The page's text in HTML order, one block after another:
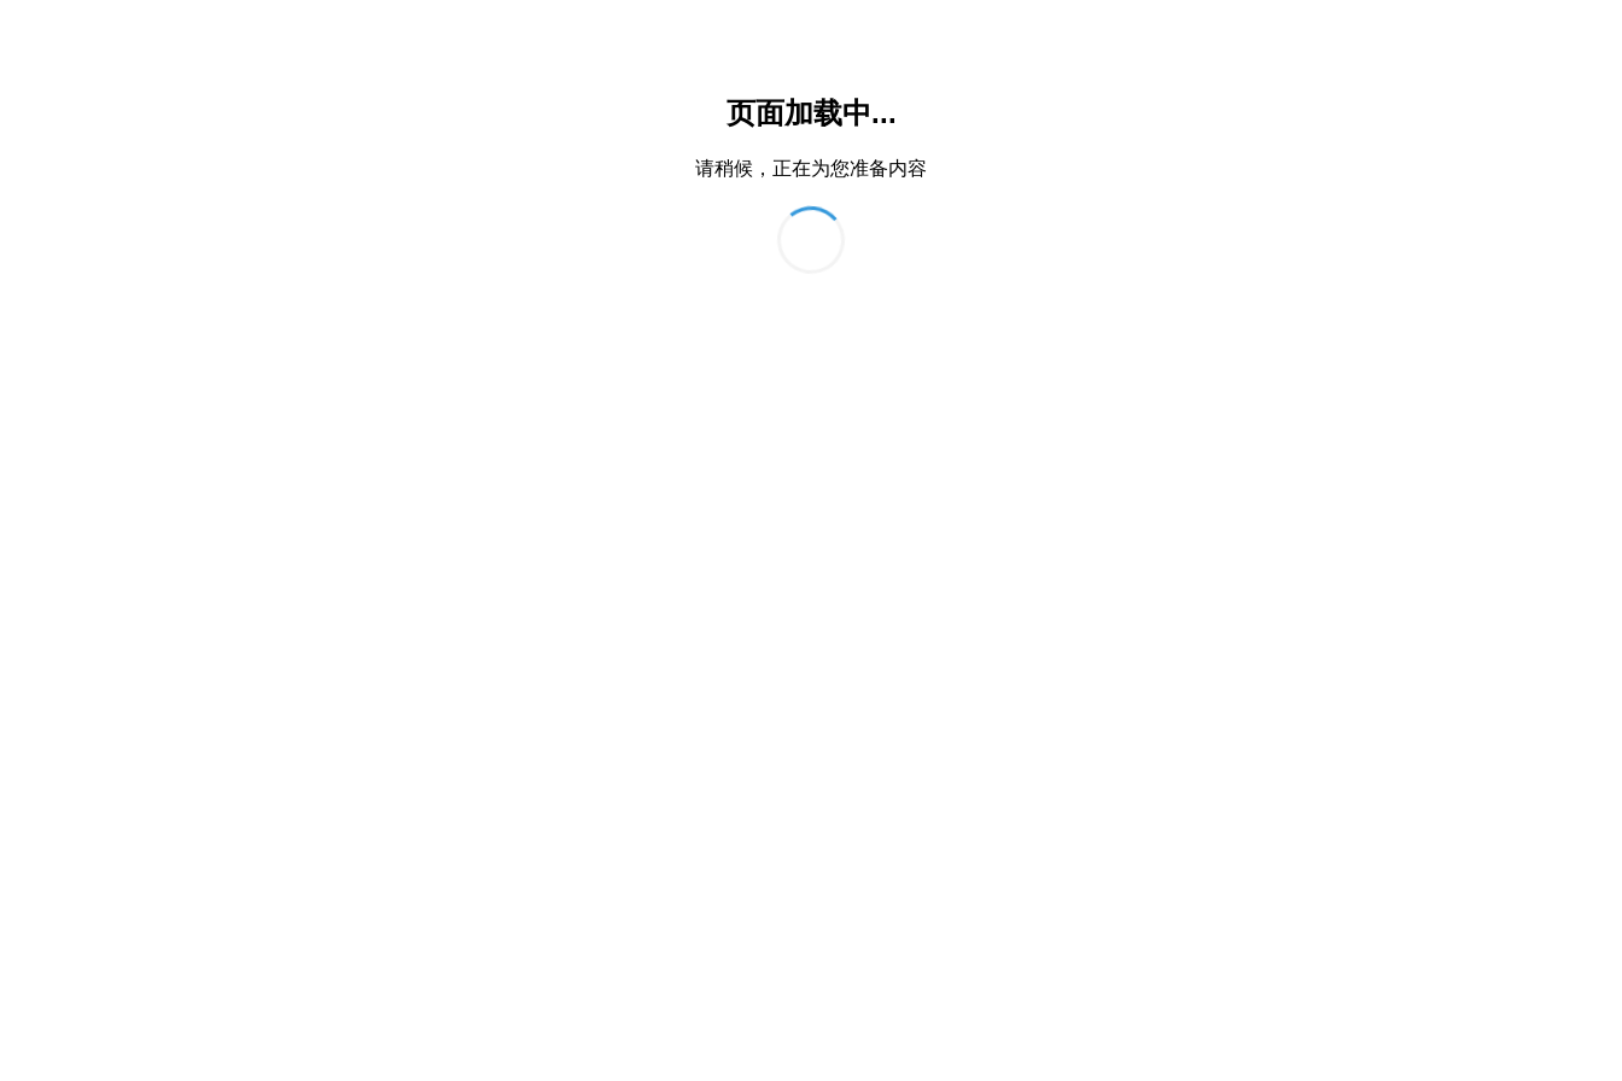
页面加载中...
请稍候，正在为您准备内容